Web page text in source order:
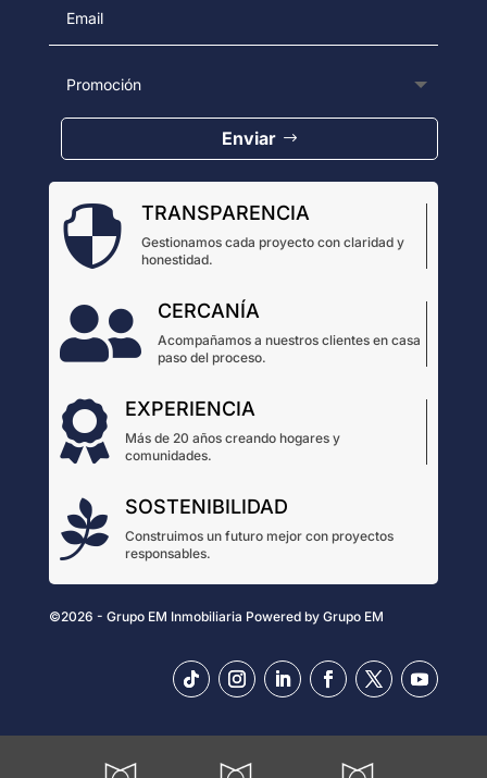
Enviar
 TRANSPARENCIA
Gestionamos cada proyecto con claridad y
honestidad.
 CERCANÍA
Acompañamos a nuestros clientes en casa
paso del proceso.
 EXPERIENCIA
Más de 20 años creando hogares y
comunidades.
 SOSTENIBILIDAD
Construimos un futuro mejor con proyectos
responsables.
©2026 - Grupo EM Inmobiliaria Powered by Grupo EM